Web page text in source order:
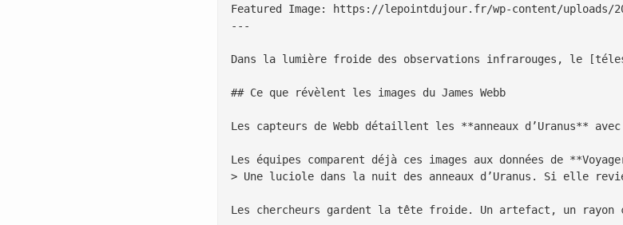
Featured Image: https://lepointdujour.fr/wp-content/uploads/
---
Dans la lumière froide des observations infrarouges, le
## Ce que révèlent les images du James Webb
Les capteurs de Webb détaillent les **anneaux d’Uranus**
Les équipes comparent déjà ces images aux données de
> Une luciole dans la nuit des anneaux d’Uranus. Si elle
Les chercheurs gardent la tête froide. Un artefact, un rayon